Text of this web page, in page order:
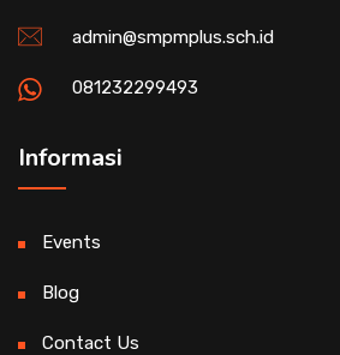
admin@smpmplus.sch.id
081232299493
Informasi
Events
Blog
Contact Us